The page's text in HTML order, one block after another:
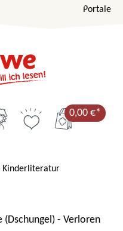
Portale
0,00 €*
Kinderliteratur